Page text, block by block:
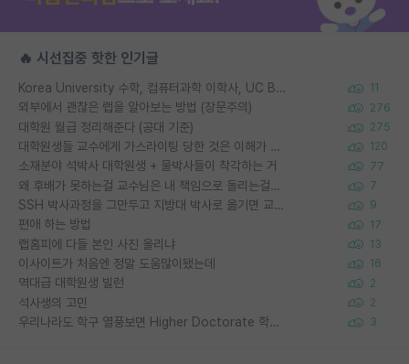
🔥 시선집중 핫한 인기글
Korea University 수학, 컴퓨터과학 이학사, UC Berkeley 산업공학 대학원 공학박사가 되는 것은 쉽지 않겠죠? 11
외부에서 괜찮은 랩을 알아보는 방법 (장문주의) 276
대학원 월급 정리해준다 (공대 기준) 275
대학원생들 교수에게 가스라이팅 당한 것은 이해가 갑니다. 안타깝네요. 120
소재분야 석박사 대학원생 + 물박사들이 착각하는 거 77
왜 후배가 못하는걸 교수님은 내 책임으로 돌리는걸까요? 7
SSH 박사과정을 그만두고 지방대 박사로 옮기면 교수의 꿈은 끝일까요? 9
편애 하는 방법 17
랩홈피에 다들 본인 사진 올리냐 13
이사이트가 처음엔 정말 도움많이됐는데 16
역대급 대학원생 빌런 2
석사생의 고민 2
우리나라도 학구 열풍보면 Higher Doctorate 학위가 필요하다고 봅니다. 3